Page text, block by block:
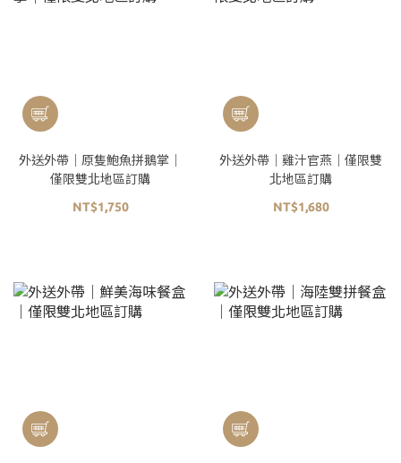
外送外帶｜原隻鮑魚拼鵝掌｜
僅限雙北地區訂購
NT$1,750
外送外帶｜雞汁官燕｜僅限雙
北地區訂購
NT$1,680